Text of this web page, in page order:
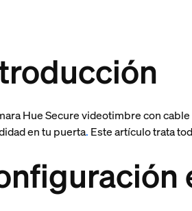
Hue Secure videotimbre con
en tu puerta. Este artículo trata